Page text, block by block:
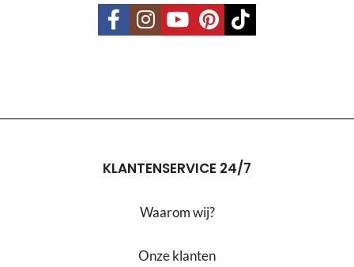
KLANTENSERVICE 24/7
Waarom wij?
Onze klanten